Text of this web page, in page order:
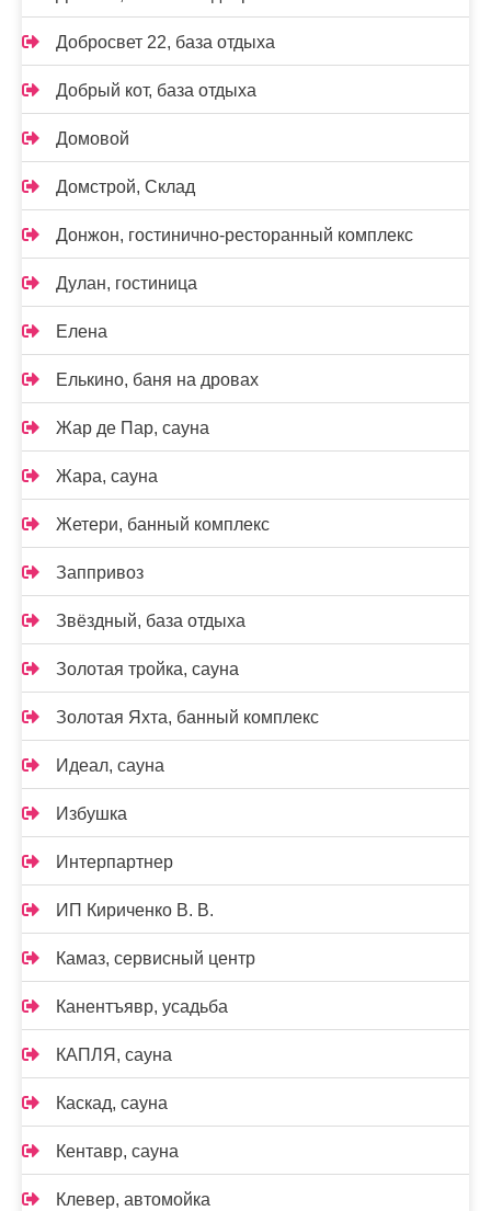
Добросвет 22, база отдыха
Добрый кот, база отдыха
Домовой
Домстрой, Склад
Донжон, гостинично-ресторанный комплекс
Дулан, гостиница
Елена
Елькино, баня на дровах
Жар де Пар, сауна
Жара, сауна
Жетери, банный комплекс
Заппривоз
Звёздный, база отдыха
Золотая тройка, сауна
Золотая Яхта, банный комплекс
Идеал, сауна
Избушка
Интерпартнер
ИП Кириченко В. В.
Камаз, сервисный центр
Канентъявр, усадьба
КАПЛЯ, сауна
Каскад, сауна
Кентавр, сауна
Клевер, автомойка